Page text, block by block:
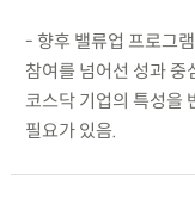
- 향후 밸류업 프로그
참여를 넘어선 성과 중
코스닥 기업의 특성을
필요가 있음.